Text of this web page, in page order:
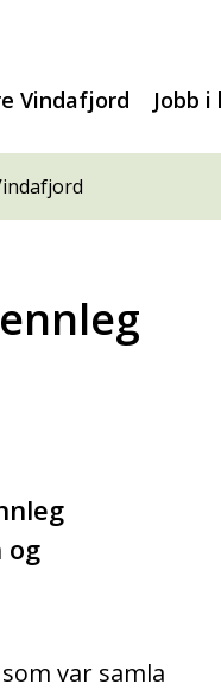
Vindafjord Jobb
og
var samla